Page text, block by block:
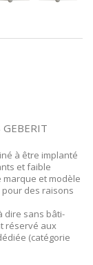
à être implanté
et faible
marque et modèle
des raisons
dire sans bâti-
réservé aux
(catégorie